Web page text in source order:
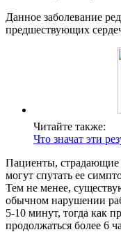
Данное заболевание
предшествующих
Читайте также:
Что значат эти
Пациенты, страдающие
могут спутать ее
Тем не менее,
обычном нарушении
5-10 минут, тогда как
продолжаться более 6